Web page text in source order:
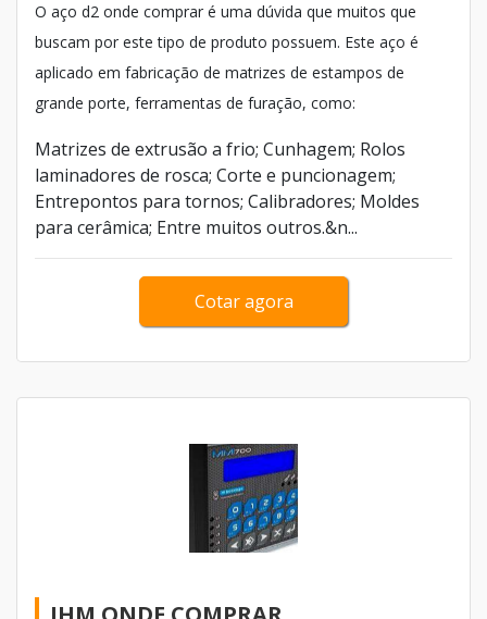
O aço d2 onde comprar é uma dúvida que muitos que
buscam por este tipo de produto possuem. Este aço é
aplicado em fabricação de matrizes de estampos de
grande porte, ferramentas de furação, como:
Matrizes de extrusão a frio; Cunhagem; Rolos
laminadores de rosca; Corte e puncionagem;
Entrepontos para tornos; Calibradores; Moldes
para cerâmica; Entre muitos outros.&n...
Cotar agora